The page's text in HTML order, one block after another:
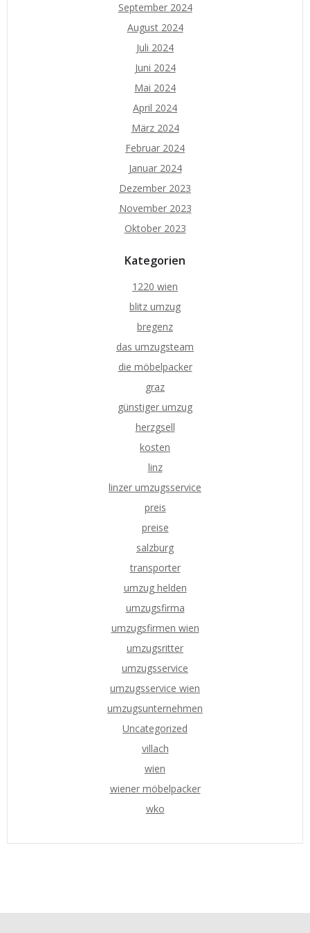
September 2024
August 2024
Juli 2024
Juni 2024
Mai 2024
April 2024
März 2024
Februar 2024
Januar 2024
Dezember 2023
November 2023
Oktober 2023
Kategorien
1220 wien
blitz umzug
bregenz
das umzugsteam
die möbelpacker
graz
günstiger umzug
herzgsell
kosten
linz
linzer umzugsservice
preis
preise
salzburg
transporter
umzug helden
umzugsfirma
umzugsfirmen wien
umzugsritter
umzugsservice
umzugsservice wien
umzugsunternehmen
Uncategorized
villach
wien
wiener möbelpacker
wko